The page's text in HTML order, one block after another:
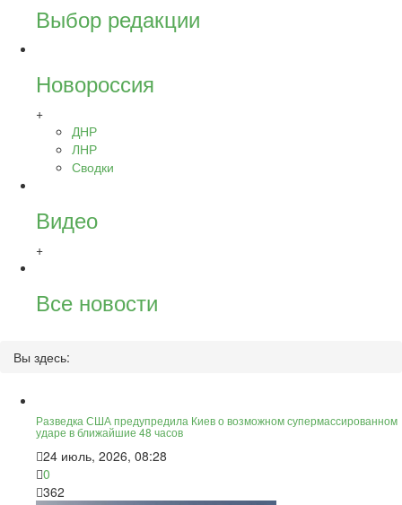
Выбор редакции
Новороссия
+
ДНР
ЛНР
Сводки
Видео
+
Все новости
Вы здесь:
Разведка США предупредила Киев о возможном супермассированном
ударе в ближайшие 48 часов
24 июль, 2026, 08:28
0
362